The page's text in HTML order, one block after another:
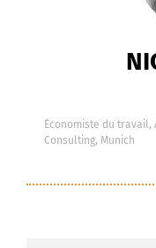
Économiste du travail,
Consulting, Munich